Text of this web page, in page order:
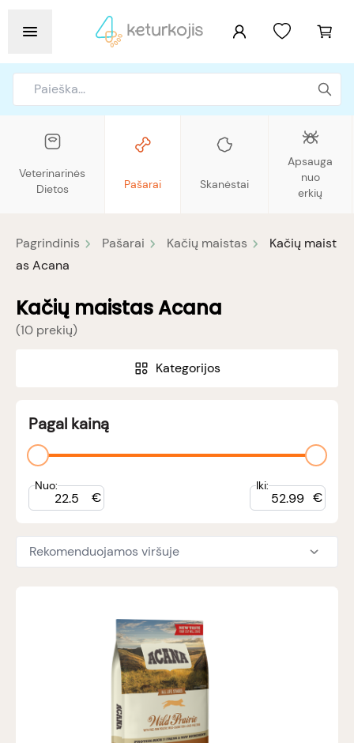
Veterinarinės
Dietos
Pašarai Skanėstai
Apsauga
nuo
erkių
Pagrindinis Pašarai Kačių maistas
Kačių maist
as Acana
Kačių maistas Acana
(10 prekių)
Kategorijos
Pagal kainą
Nuo:
€
Iki:
€
Rekomenduojamos viršuje